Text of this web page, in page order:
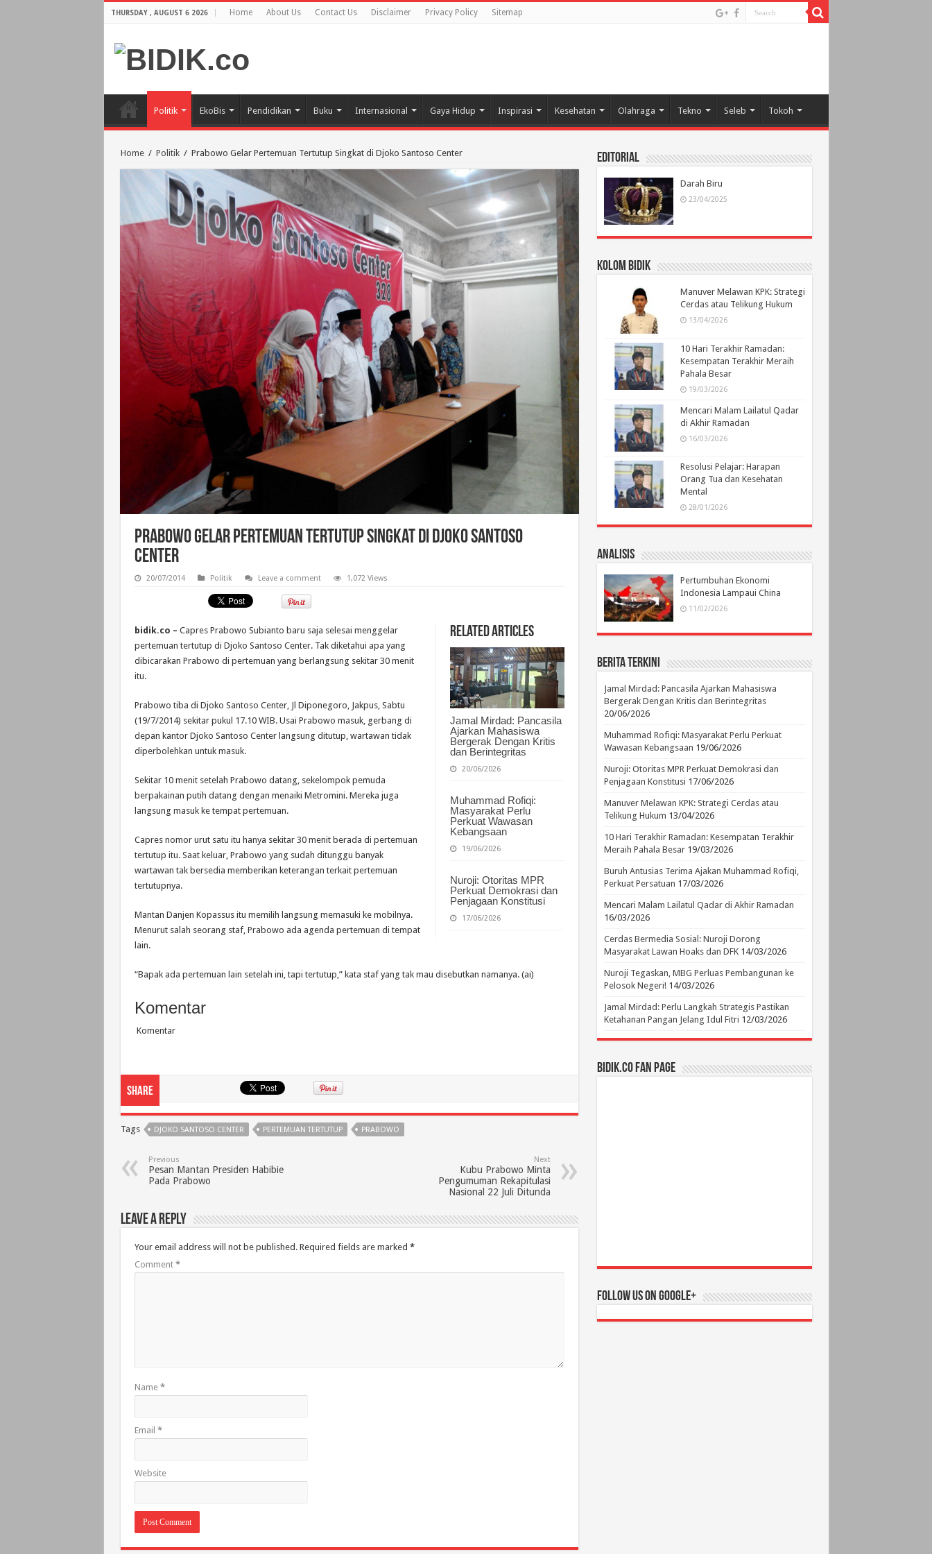
THURSDAY , AUGUST 6 2026 Home About Us Contact Us Disclaimer Privacy Policy Sitemap
Politik EkoBis Pendidikan Buku Internasional Gaya Hidup Inspirasi Kesehatan Olahraga Tekno Seleb Tokoh
Home / Politik / Prabowo Gelar Pertemuan Tertutup Singkat di Djoko Santoso Center
Prabowo Gelar Pertemuan Tertutup Singkat di Djoko Santoso
Center
20/07/2014 Politik Leave a comment 1,072 Views
Related Articles
Jamal Mirdad: Pancasila
Ajarkan Mahasiswa
Bergerak Dengan Kritis
dan Berintegritas
20/06/2026
Muhammad Rofiqi:
Masyarakat Perlu
Perkuat Wawasan
Kebangsaan
19/06/2026
Nuroji: Otoritas MPR
Perkuat Demokrasi dan
Penjagaan Konstitusi
17/06/2026
bidik.co – Capres Prabowo Subianto baru saja selesai menggelar
pertemuan tertutup di Djoko Santoso Center. Tak diketahui apa yang
dibicarakan Prabowo di pertemuan yang berlangsung sekitar 30 menit
itu.
Prabowo tiba di Djoko Santoso Center, Jl Diponegoro, Jakpus, Sabtu
(19/7/2014) sekitar pukul 17.10 WIB. Usai Prabowo masuk, gerbang di
depan kantor Djoko Santoso Center langsung ditutup, wartawan tidak
diperbolehkan untuk masuk.
Sekitar 10 menit setelah Prabowo datang, sekelompok pemuda
berpakainan putih datang dengan menaiki Metromini. Mereka juga
langsung masuk ke tempat pertemuan.
Capres nomor urut satu itu hanya sekitar 30 menit berada di pertemuan
tertutup itu. Saat keluar, Prabowo yang sudah ditunggu banyak
wartawan tak bersedia memberikan keterangan terkait pertemuan
tertutupnya.
Mantan Danjen Kopassus itu memilih langsung memasuki ke mobilnya.
Menurut salah seorang staf, Prabowo ada agenda pertemuan di tempat
lain.
“Bapak ada pertemuan lain setelah ini, tapi tertutup,” kata staf yang tak mau disebutkan namanya. (ai)
Komentar
Komentar
Share
Tags DJOKO SANTOSO CENTER PERTEMUAN TERTUTUP PRABOWO
Previous
Pesan Mantan Presiden Habibie
Pada Prabowo
Next
Kubu Prabowo Minta
Pengumuman Rekapitulasi
Nasional 22 Juli Ditunda
Leave a Reply
Your email address will not be published. Required fields are marked *
Comment *
Name *
Email *
Website
Editorial
Darah Biru
23/04/2025
Kolom Bidik
Manuver Melawan KPK: Strategi
Cerdas atau Telikung Hukum
13/04/2026
10 Hari Terakhir Ramadan:
Kesempatan Terakhir Meraih
Pahala Besar
19/03/2026
Mencari Malam Lailatul Qadar
di Akhir Ramadan
16/03/2026
Resolusi Pelajar: Harapan
Orang Tua dan Kesehatan
Mental
28/01/2026
Analisis
Pertumbuhan Ekonomi
Indonesia Lampaui China
11/02/2026
Berita Terkini
Jamal Mirdad: Pancasila Ajarkan Mahasiswa
Bergerak Dengan Kritis dan Berintegritas
20/06/2026
Muhammad Rofiqi: Masyarakat Perlu Perkuat
Wawasan Kebangsaan 19/06/2026
Nuroji: Otoritas MPR Perkuat Demokrasi dan
Penjagaan Konstitusi 17/06/2026
Manuver Melawan KPK: Strategi Cerdas atau
Telikung Hukum 13/04/2026
10 Hari Terakhir Ramadan: Kesempatan Terakhir
Meraih Pahala Besar 19/03/2026
Buruh Antusias Terima Ajakan Muhammad Rofiqi,
Perkuat Persatuan 17/03/2026
Mencari Malam Lailatul Qadar di Akhir Ramadan
16/03/2026
Cerdas Bermedia Sosial: Nuroji Dorong
Masyarakat Lawan Hoaks dan DFK 14/03/2026
Nuroji Tegaskan, MBG Perluas Pembangunan ke
Pelosok Negeri! 14/03/2026
Jamal Mirdad: Perlu Langkah Strategis Pastikan
Ketahanan Pangan Jelang Idul Fitri 12/03/2026
BIDIK.CO Fan Page
Follow us on Google+